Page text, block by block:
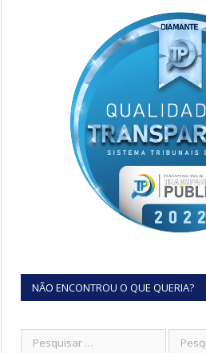
NÃO ENCONTROU O QUE QUERIA?